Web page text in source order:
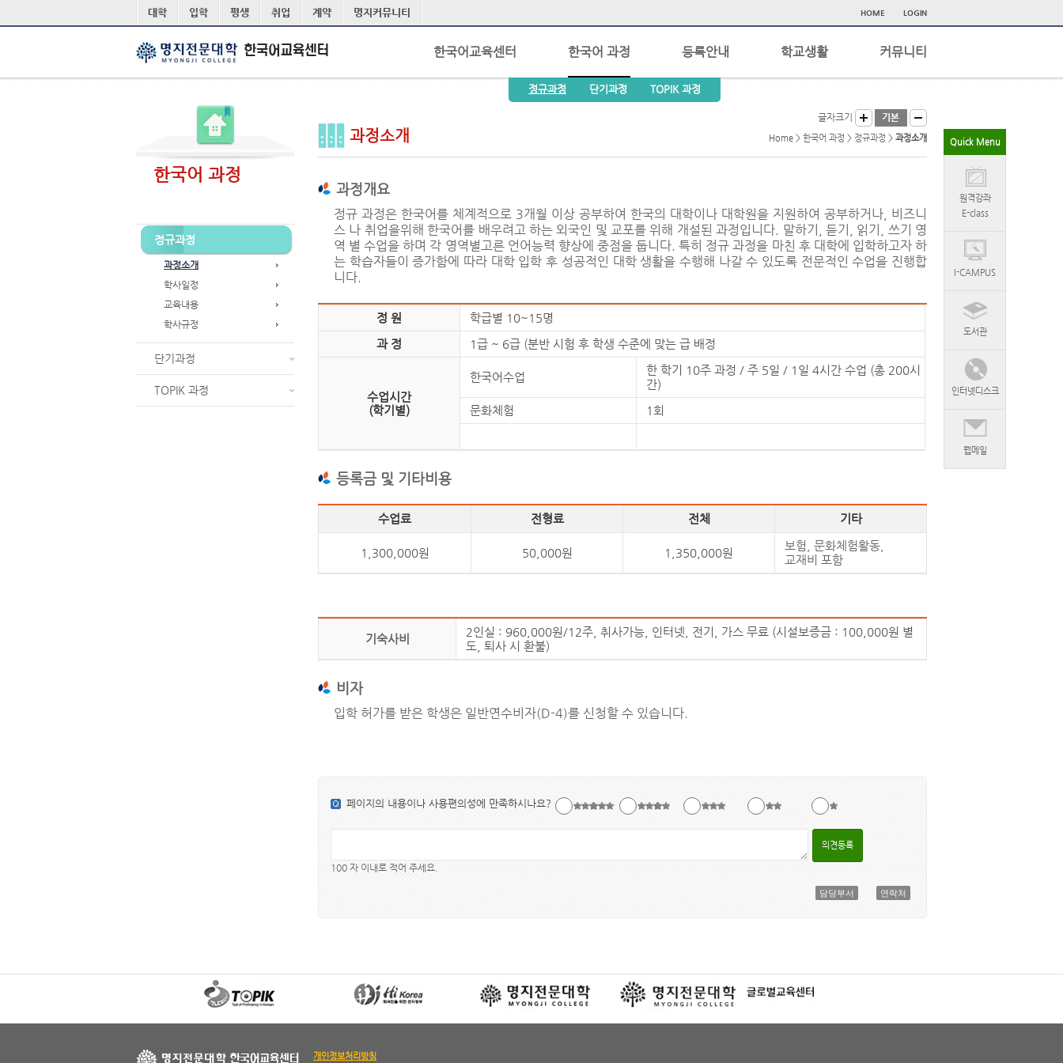
대학 입학 평생 취업 계약 명지커뮤니티 HOME LOGIN
한국어교육센터 한국어 과정
정규과정 단기과정 TOPIK 과정
등록안내 학교생활 커뮤니티
한국어 과정
정규과정
과정소개
학사일정
교육내용
학사규정
단기과정
TOPIK 과정
글자크기
과정소개 Home > 한국어 과정 > 정규과정 > 과정소개
과정개요
정규 과정은 한국어를 체계적으로 3개월 이상 공부하여 한국의 대학이나 대학원을 지원하여 공부하거나, 비즈니
스 나 취업을위해 한국어를 배우려고 하는 외국인 및 교포를 위해 개설된 과정입니다. 말하기, 듣기, 읽기, 쓰기 영
역 별 수업을 하며 각 영역별고른 언어능력 향상에 중점을 둡니다. 특히 정규 과정을 마친 후 대학에 입학하고자 하
는 학습자들이 증가함에 따라 대학 입학 후 성공적인 대학 생활을 수행해 나갈 수 있도록 전문적인 수업을 진행합
니다.
정 원
학급별 10~15명
과 정
1급 ~ 6급 (분반 시험 후 학생 수준에 맞는 급 배정
수업시간
(학기별)
한국어수업
한 학기 10주 과정 / 주 5일 / 1일 4시간 수업 (총 200시
간)
문화체험
1회
등록금 및 기타비용
수업료 전형료 전체 기타
1,300,000원 50,000원 1,350,000원
보험, 문화체험활동,
교재비 포함
기숙사비
2인실 : 960,000원/12주, 취사가능, 인터넷, 전기, 가스 무료 (시설보증금 : 100,000원 별
도, 퇴사 시 환불)
비자
입학 허가를 받은 학생은 일반연수비자(D-4)를 신청할 수 있습니다.
페이지의 내용이나 사용편의성에 만족하시나요?
의견등록
100 자 이내로 적어 주세요.
담당부서 연락처
Quick Menu
원격강좌
E-class
I-CAMPUS
도서관
인터넷디스크
웹메일
개인정보처리방침